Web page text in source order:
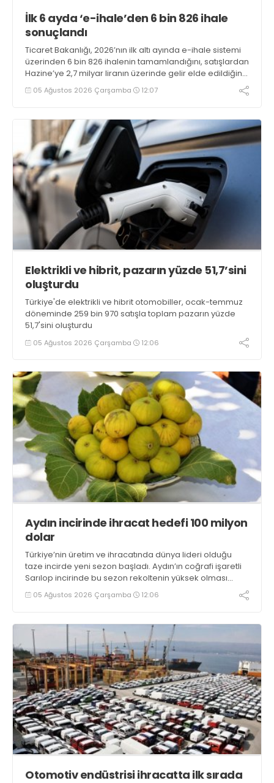
İlk 6 ayda ‘e-ihale’den 6 bin 826 ihale
sonuçlandı
Ticaret Bakanlığı, 2026’nın ilk altı ayında e-ihale sistemi
üzerinden 6 bin 826 ihalenin tamamlandığını, satışlardan
Hazine’ye 2,7 milyar liranın üzerinde gelir elde edildiğini
açıkladı
05 Ağustos 2026 Çarşamba 12:07
Elektrikli ve hibrit, pazarın yüzde 51,7’sini
oluşturdu
Türkiye'de elektrikli ve hibrit otomobiller, ocak-temmuz
döneminde 259 bin 970 satışla toplam pazarın yüzde
51,7'sini oluşturdu
05 Ağustos 2026 Çarşamba 12:06
Aydın incirinde ihracat hedefi 100 milyon
dolar
Türkiye’nin üretim ve ihracatında dünya lideri olduğu
taze incirde yeni sezon başladı. Aydın’ın coğrafi işaretli
Sarılop incirinde bu sezon rekoltenin yüksek olması
beklenirken, ihracatta ise 100 milyon dolar hedefleniyor
05 Ağustos 2026 Çarşamba 12:06
Otomotiv endüstrisi ihracatta ilk sırada